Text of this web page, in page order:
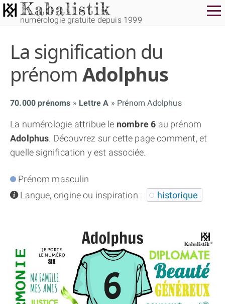
numérologie gratuite depuis 1999
La signification du
prénom Adolphus
70.000 prénoms Lettre A Prénom Adolphus
La numérologie attribue le nombre 6 au prénom
Adolphus. Découvrez sur cette page comment, et
quelle signification y est associée.
Prénom masculin
infoLangue, origine ou inspiration : historique
THÈME GRATUIT
THÈME NUMÉROLOGIQUE APPROFONDI
THÈME TEMPOREL
NUMÉROSCOPE
THÈME « DOUBLE JE »
APPRENDRE LA NUMÉROLOGIE
EXPLORER LA NUMÉROLOGIE